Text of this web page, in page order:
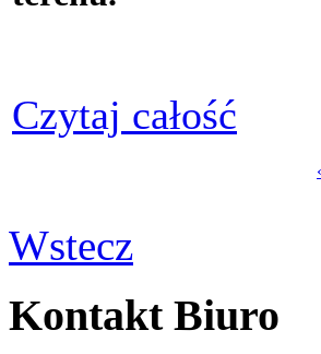
Czytaj całość
Wstecz
Kontakt Biuro